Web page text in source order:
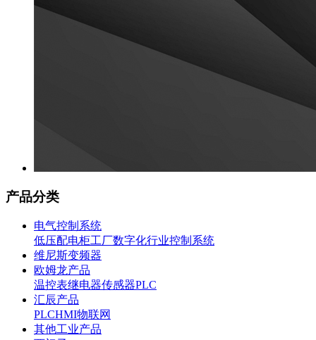
产品分类
电气控制系统
低压配电柜工厂数字化行业控制系统
维尼斯变频器
欧姆龙产品
温控表继电器传感器PLC
汇辰产品
PLCHMI物联网
其他工业产品